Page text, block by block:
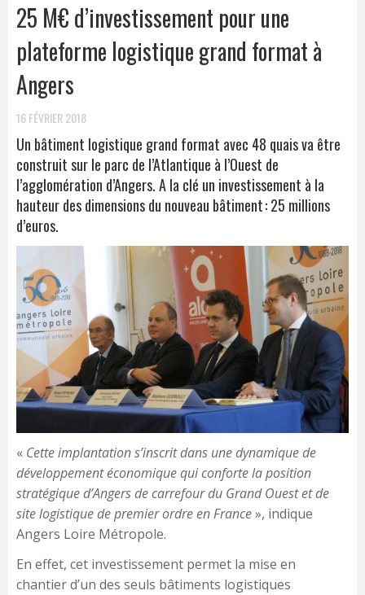
25 M€ d’investissement pour une
plateforme logistique grand format à
Angers
16 FÉVRIER 2018
Un bâtiment logistique grand format avec 48 quais va être
construit sur le parc de l’Atlantique à l’Ouest de
l’agglomération d’Angers. A la clé un investissement à la
hauteur des dimensions du nouveau bâtiment : 25 millions
d’euros.
« Cette implantation s’inscrit dans une dynamique de
développement économique qui conforte la position
stratégique d’Angers de carrefour du Grand Ouest et de
site logistique de premier ordre en France», indique
Angers Loire Métropole.
En effet, cet investissement permet la mise en
chantier d’un des seuls bâtiments logistiques